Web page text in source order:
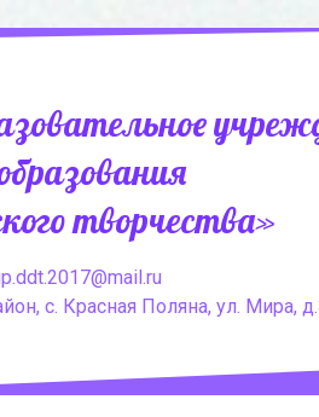
творчества»
с. Красная Поляна, ул. Мира,